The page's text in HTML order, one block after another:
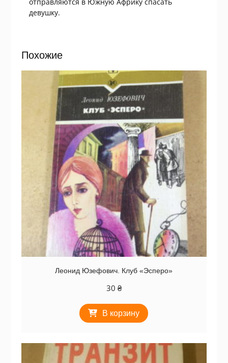
отправляются в Южную Африку спасать
девушку.
Похожие
Леонид Юзефович. Клуб «Эсперо»
30 ₴
В корзину